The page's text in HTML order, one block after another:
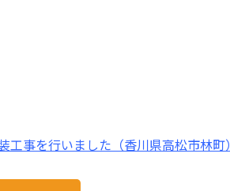
事を行いました（香川県高松市林町）